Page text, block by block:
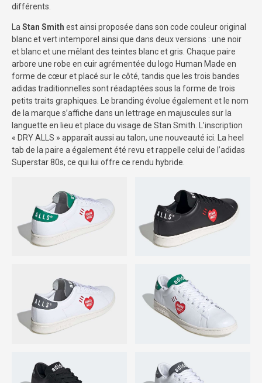
différents.
La Stan Smith est ainsi proposée dans son code couleur original
blanc et vert intemporel ainsi que dans deux versions : une noir
et blanc et une mêlant des teintes blanc et gris. Chaque paire
arbore une robe en cuir agrémentée du logo Human Made en
forme de cœur et placé sur le côté, tandis que les trois bandes
adidas traditionnelles sont réadaptées sous la forme de trois
petits traits graphiques. Le branding évolue également et le nom
de la marque s’affiche dans un lettrage en majuscules sur la
languette en lieu et place du visage de Stan Smith. L’inscription
« DRY ALLS » apparaît aussi au talon, une nouveauté ici. La heel
tab de la paire a également été revu et rappelle celui de l’adidas
Superstar 80s, ce qui lui offre ce rendu hybride.